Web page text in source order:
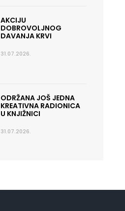
AKCIJU
DOBROVOLJNOG
DAVANJA KRVI
31.07.2026.
ODRŽANA JOŠ JEDNA
KREATIVNA RADIONICA
U KNJIŽNICI
31.07.2026.